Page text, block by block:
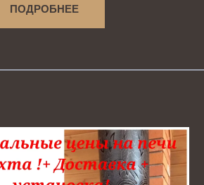
ПОДРОБНЕЕ